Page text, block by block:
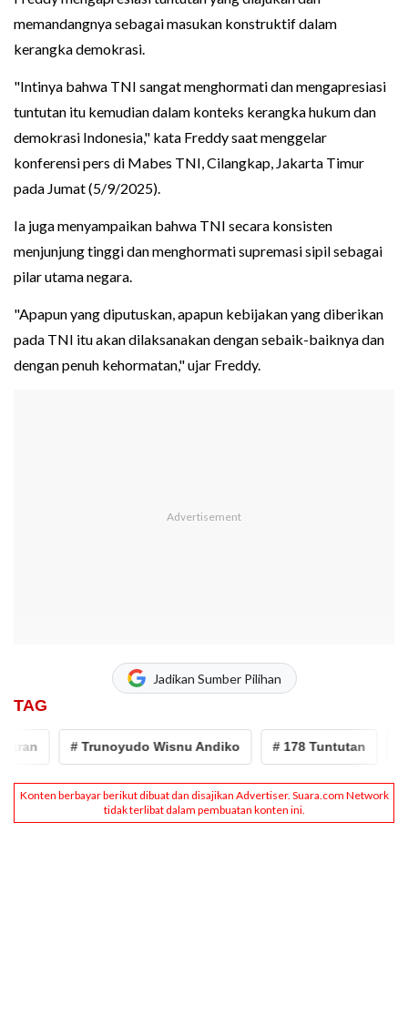
memandangnya sebagai masukan konstruktif dalam
kerangka demokrasi.
"Intinya bahwa TNI sangat menghormati dan mengapresiasi
tuntutan itu kemudian dalam konteks kerangka hukum dan
demokrasi Indonesia," kata Freddy saat menggelar
konferensi pers di Mabes TNI, Cilangkap, Jakarta Timur
pada Jumat (5/9/2025).
Ia juga menyampaikan bahwa TNI secara konsisten
menjunjung tinggi dan menghormati supremasi sipil sebagai
pilar utama negara.
"Apapun yang diputuskan, apapun kebijakan yang diberikan
pada TNI itu akan dilaksanakan dengan sebaik-baiknya dan
dengan penuh kehormatan," ujar Freddy.
Jadikan Sumber Pilihan
TAG
# Trunoyudo Wisnu Andiko # 178 Tuntutan